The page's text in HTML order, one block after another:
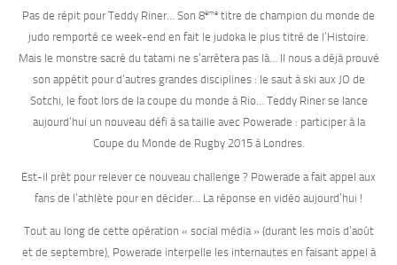
Pas de répit pour Teddy Riner… Son 8ème titre de champion du monde de
judo remporté ce week-end en fait le judoka le plus titré de l’Histoire.
Mais le monstre sacré du tatami ne s’arrêtera pas là… Il nous a déjà prouvé
son appétit pour d’autres grandes disciplines : le saut à ski aux JO de
Sotchi, le foot lors de la coupe du monde à Rio… Teddy Riner se lance
aujourd’hui un nouveau défi à sa taille avec Powerade : participer à la
Coupe du Monde de Rugby 2015 à Londres.
Est-il prêt pour relever ce nouveau challenge ? Powerade a fait appel aux
fans de l’athlète pour en décider… La réponse en vidéo aujourd’hui !
Tout au long de cette opération « social média » (durant les mois d’août
et de septembre), Powerade interpelle les internautes en faisant appel à